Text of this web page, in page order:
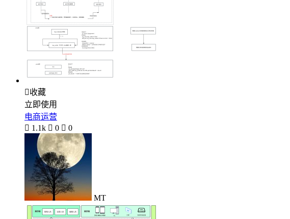
收藏
立即使用
电商运营
 1.1k  0  0
MT